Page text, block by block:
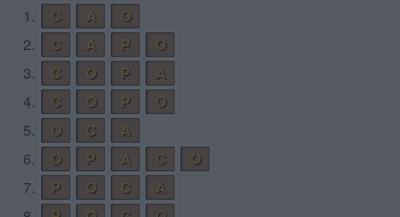
1.
C A
O
2.
C A P
O
3.
C O P
A
4.
C O P
O
5.
O C
A
6.
O P A C
O
7.
P O C
A